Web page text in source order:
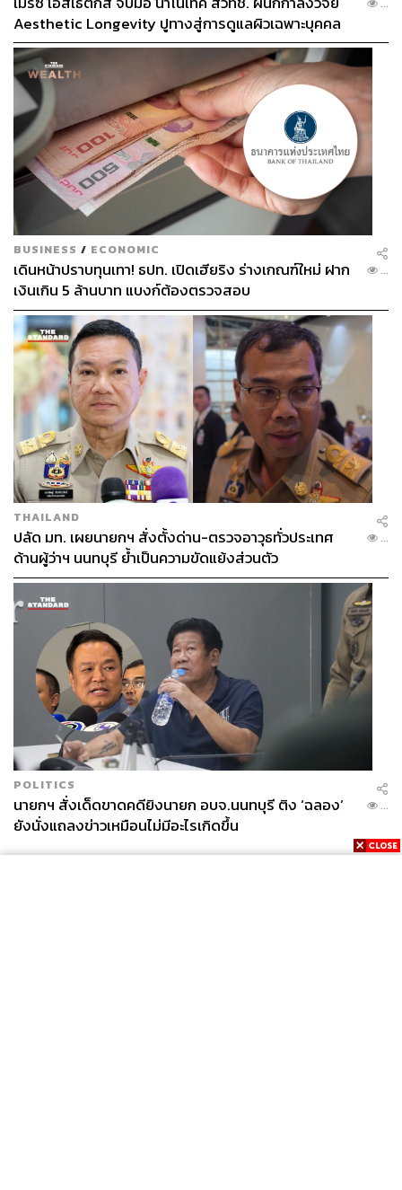
Aesthetic Longevity ปูทางสู่การดูแลผิวเฉพาะบุคคล
[PR NEWS]
BUSINESS / ECONOMIC
เดินหน้าปราบทุนเทา! ธปท. เปิดเฮียริง ร่างเกณฑ์ใหม่ ฝาก
เงินเกิน 5 ล้านบาท แบงก์ต้องตรวจสอบ
...
THAILAND
ปลัด มท. เผยนายกฯ สั่งตั้งด่าน-ตรวจอาวุธทั่วประเทศ
ด้านผู้ว่าฯ นนทบุรี ย้ำเป็นความขัดแย้งส่วนตัว
...
POLITICS
นายกฯ สั่งเด็ดขาดคดียิงนายก อบจ.นนทบุรี ติง ‘ฉลอง’
ยังนั่งแถลงข่าวเหมือนไม่มีอะไรเกิดขึ้น
...